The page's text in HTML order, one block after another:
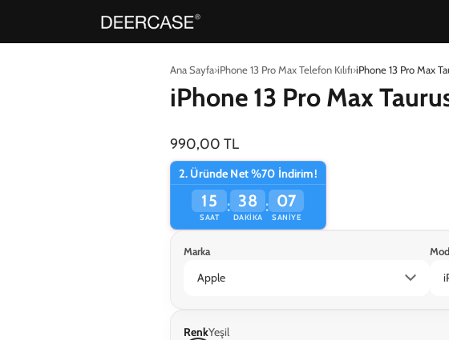
Ana Sayfa iPhone 13 Pro Max Telefon Kılıfı iPhone 13 Pro Max
iPhone 13 Pro Max
990,00 TL
2. Üründe Net %70 İndirim!
15
SAAT
: 38
DAKIKA
: 07
SANIYE
Marka
RenkYeşil